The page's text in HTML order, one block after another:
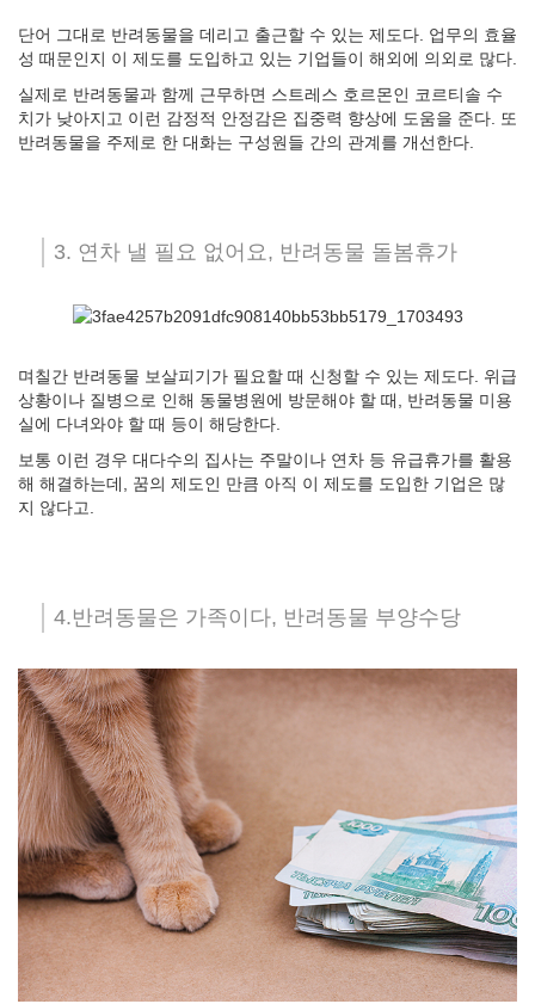
단어 그대로 반려동물을 데리고 출근할 수 있는 제도다. 업무의 효율
성 때문인지 이 제도를 도입하고 있는 기업들이 해외에 의외로 많다.
실제로 반려동물과 함께 근무하면 스트레스 호르몬인 코르티솔 수
치가 낮아지고 이런 감정적 안정감은 집중력 향상에 도움을 준다. 또
반려동물을 주제로 한 대화는 구성원들 간의 관계를 개선한다.
3. 연차 낼 필요 없어요, 반려동물 돌봄휴가
며칠간 반려동물 보살피기가 필요할 때 신청할 수 있는 제도다. 위급
상황이나 질병으로 인해 동물병원에 방문해야 할 때, 반려동물 미용
실에 다녀와야 할 때 등이 해당한다.
보통 이런 경우 대다수의 집사는 주말이나 연차 등 유급휴가를 활용
해 해결하는데, 꿈의 제도인 만큼 아직 이 제도를 도입한 기업은 많
지 않다고.
4.반려동물은 가족이다, 반려동물 부양수당